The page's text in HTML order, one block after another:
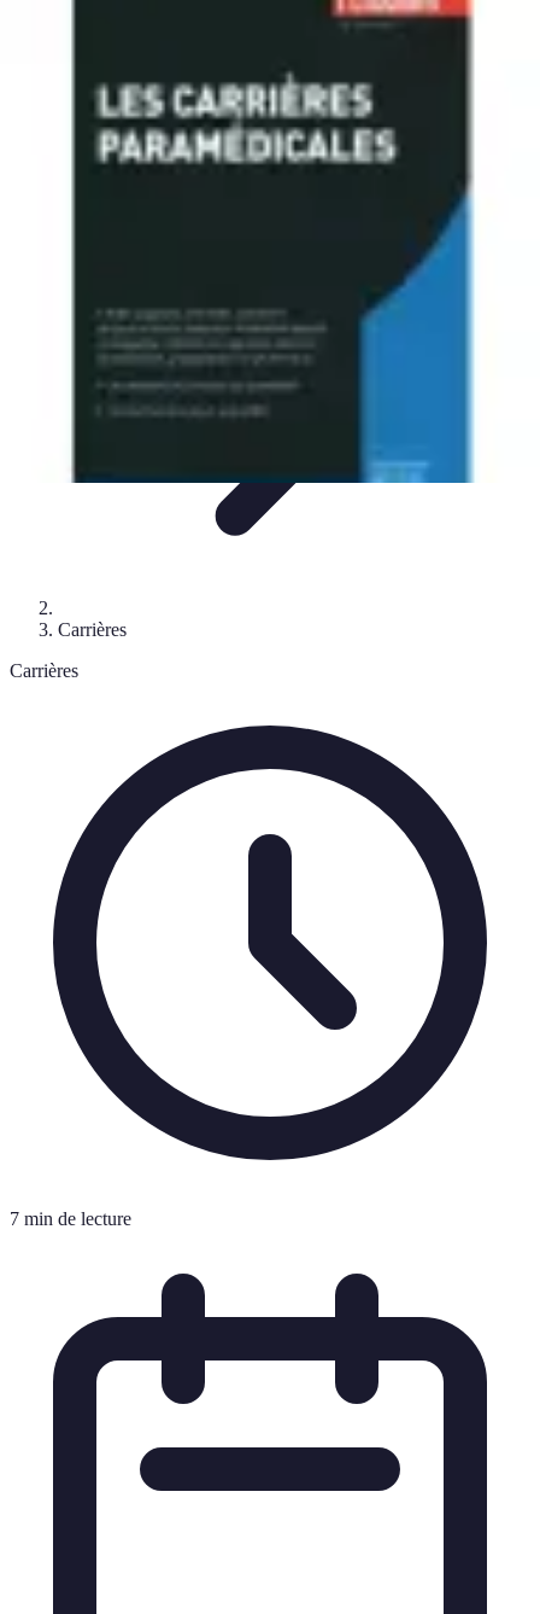
Pilotes Formule 1
Carrières
Carrières
7 min de lecture